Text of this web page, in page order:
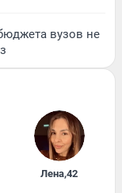
вузов не
Лена,42